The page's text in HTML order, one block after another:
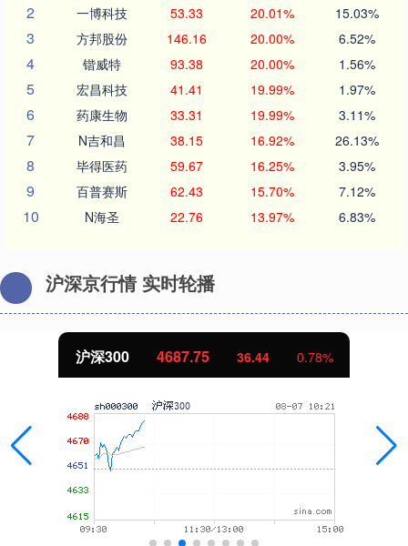
2 一博科技 53.33 20.01% 15.03%
3 方邦股份 146.16 20.00% 6.52%
4 锴威特 93.38 20.00% 1.56%
5 宏昌科技 41.41 19.99% 1.97%
6 药康生物 33.31 19.99% 3.11%
7 N吉和昌 38.15 16.92% 26.13%
8 毕得医药 59.67 16.25% 3.95%
9 百普赛斯 62.43 15.70% 7.12%
10 N海圣 22.76 13.97% 6.83%
沪深京行情 实时轮播
北证50 1120.64 -2.23 -0.20%